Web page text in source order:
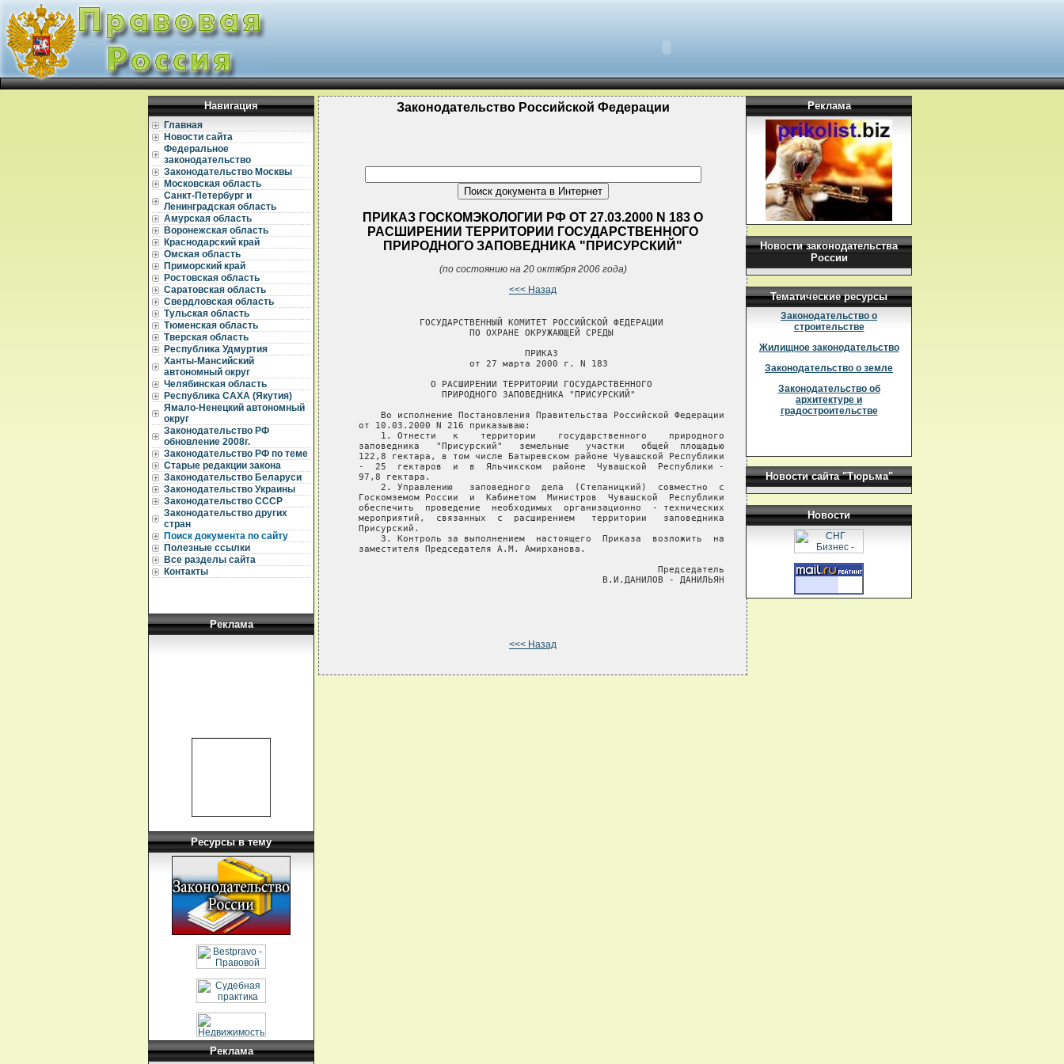
Навигация
Главная
Новости сайта
Федеральное
законодательство
Законодательство Москвы
Московская область
Санкт-Петербург и
Ленинградская область
Амурская область
Воронежская область
Краснодарский край
Омская область
Приморский край
Ростовская область
Саратовская область
Свердловская область
Тульская область
Тюменская область
Тверская область
Республика Удмуртия
Ханты-Мансийский
автономный округ
Челябинская область
Республика САХА (Якутия)
Ямало-Ненецкий автономный
округ
Законодательство РФ
обновление 2008г.
Законодательство РФ по теме
Старые редакции закона
Законодательство Беларуси
Законодательство Украины
Законодательство СССР
Законодательство других
стран
Поиск документа по сайту
Полезные ссылки
Все разделы сайта
Контакты
Реклама
Ресурсы в тему
Реклама
Законодательство Российской Федерации
ПРИКАЗ ГОСКОМЭКОЛОГИИ РФ ОТ 27.03.2000 N 183 О
РАСШИРЕНИИ ТЕРРИТОРИИ ГОСУДАРСТВЕННОГО
ПРИРОДНОГО ЗАПОВЕДНИКА "ПРИСУРСКИЙ"
(по состоянию на 20 октября 2006 года)
<<< Назад
              ГОСУДАРСТВЕННЫЙ КОМИТЕТ РОССИЙСКОЙ ФЕДЕРАЦИИ
                       ПО ОХРАНЕ ОКРУЖАЮЩЕЙ СРЕДЫ
                                 ПРИКАЗ
                       от 27 марта 2000 г. N 183
                О РАСШИРЕНИИ ТЕРРИТОРИИ ГОСУДАРСТВЕННОГО
                  ПРИРОДНОГО ЗАПОВЕДНИКА "ПРИСУРСКИЙ"
       Во исполнение Постановления Правительства Российской Федерации
   от 10.03.2000 N 216 приказываю:
       1. Отнести   к    территории    государственного    природного
   заповедника   "Присурский"   земельные   участки   общей  площадью
   122,8 гектара, в том числе Батыревском районе Чувашской Республики
   -  25  гектаров  и  в  Яльчикском  районе  Чувашской  Республики -
   97,8 гектара.
       2. Управлению   заповедного  дела  (Степаницкий)  совместно  с
   Госкомземом России  и  Кабинетом  Министров  Чувашской  Республики
   обеспечить  проведение  необходимых  организационно  - технических
   мероприятий,  связанных  с  расширением   территории   заповедника
   Присурский.
       3. Контроль за выполнением  настоящего  Приказа  возложить  на
   заместителя Председателя А.М. Амирханова.
                                                         Председатель
                                               В.И.ДАНИЛОВ - ДАНИЛЬЯН
<<< Назад
Реклама
Новости законодательства
России
Тематические ресурсы
Законодательство о
строительстве
Жилищное законодательство
Законодательство о земле
Законодательство об
архитектуре и
градостроительстве
Новости сайта "Тюрьма"
Новости